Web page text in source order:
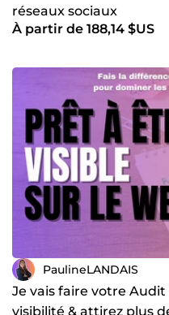
réseaux sociaux
À partir de 188,14 $US
PaulineLANDAIS
Je vais faire votre Audit
visibilité & attirez plus